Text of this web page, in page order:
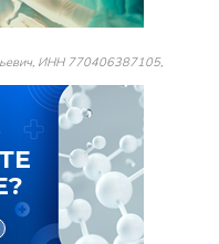
ИНН 770406387105,